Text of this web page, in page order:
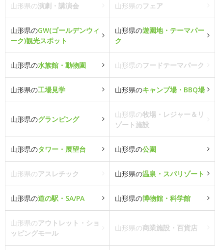
山形県の演劇・講演会 山形県のフェア
山形県のGW(ゴールデンウィ
ーク)観光スポット
山形県の遊園地・テーマパー
ク
山形県の水族館・動物園 山形県のフードテーマパーク
山形県の工場見学 山形県のキャンプ場・BBQ場
山形県のグランピング
山形県の牧場・レジャー＆リ
ゾート施設
山形県のタワー・展望台 山形県の公園
山形県のアスレチック 山形県の温泉・スパリゾート
山形県の道の駅・SA/PA 山形県の博物館・科学館
山形県のアウトレット・ショ
ッピングモール
山形県の商業施設・百貨店